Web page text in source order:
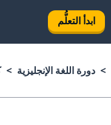
ابدأ التعلُّم
دورة اللغة الإنجليزية